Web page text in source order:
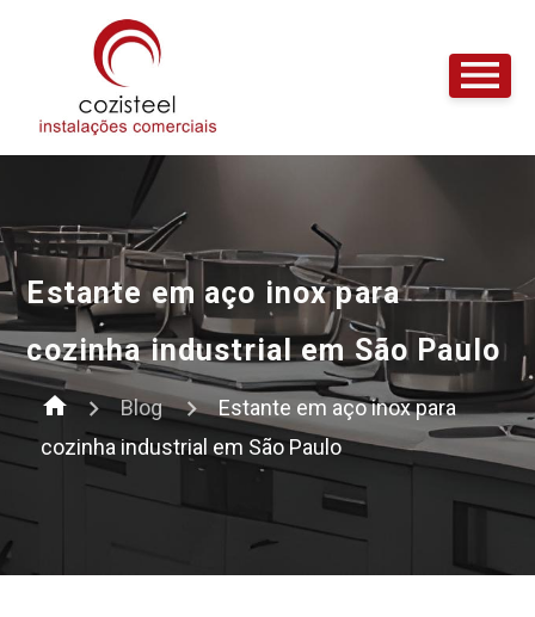
Estante em aço inox para
cozinha industrial em São Paulo
home Blog
Estante em aço inox para
cozinha industrial em São Paulo